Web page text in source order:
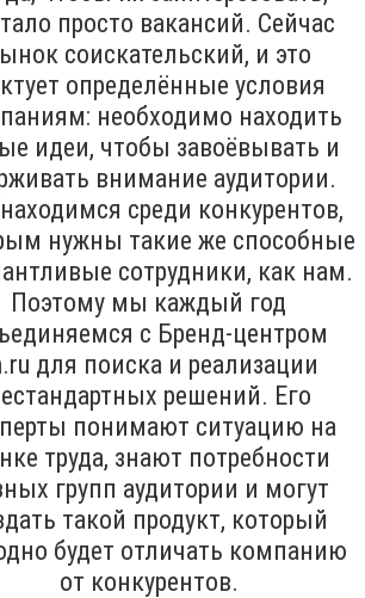
просто вакансий. Сейчас
соискательский, и это
определённые условия
необходимо находить
идеи, чтобы завоёвывать и
внимание аудитории.
среди конкурентов,
нужны такие же способные
сотрудники, как нам.
Поэтому мы каждый год
с Бренд-центром
для поиска и реализации
решений. Его
понимают ситуацию на
труда, знают потребности
групп аудитории и могут
такой продукт, который
будет отличать компанию
от конкурентов.